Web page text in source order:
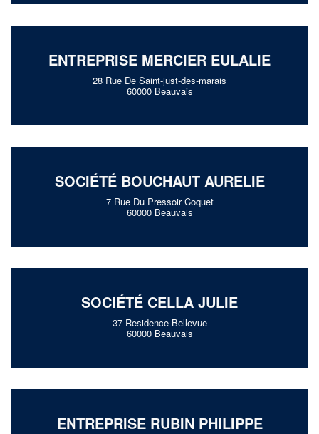
ENTREPRISE MERCIER EULALIE
28 Rue De Saint-just-des-marais
60000 Beauvais
SOCIÉTÉ BOUCHAUT AURELIE
7 Rue Du Pressoir Coquet
60000 Beauvais
SOCIÉTÉ CELLA JULIE
37 Residence Bellevue
60000 Beauvais
ENTREPRISE RUBIN PHILIPPE